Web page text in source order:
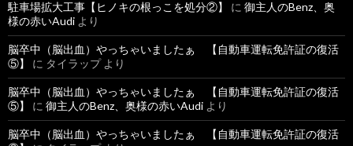
駐車場拡大工事【ヒノキの根っこを処分②】 に 御主人のBenz、奥
様の赤いAudi より
脳卒中（脳出血）やっちゃいましたぁ 【自動車運転免許証の復活
⑤】
に タイラップより
脳卒中（脳出血）やっちゃいましたぁ 【自動車運転免許証の復活
⑤】
に 御主人のBenz、奥様の赤いAudi より
脳卒中（脳出血）やっちゃいましたぁ 【自動車運転免許証の復活